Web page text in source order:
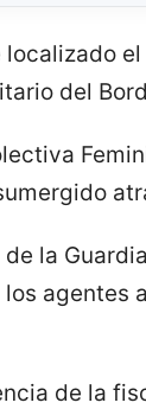
del
la
agentes
de la